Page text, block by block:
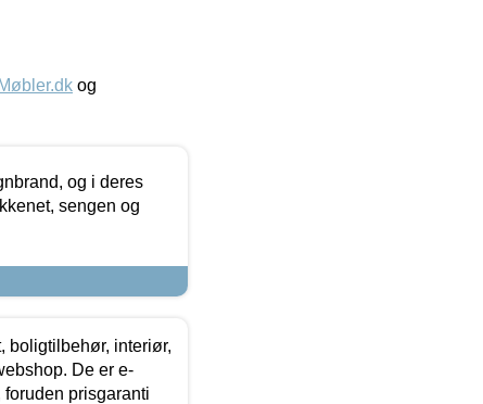
og
og i deres
sengen og
boligtilbehør, interiør,
De er e-
prisgaranti